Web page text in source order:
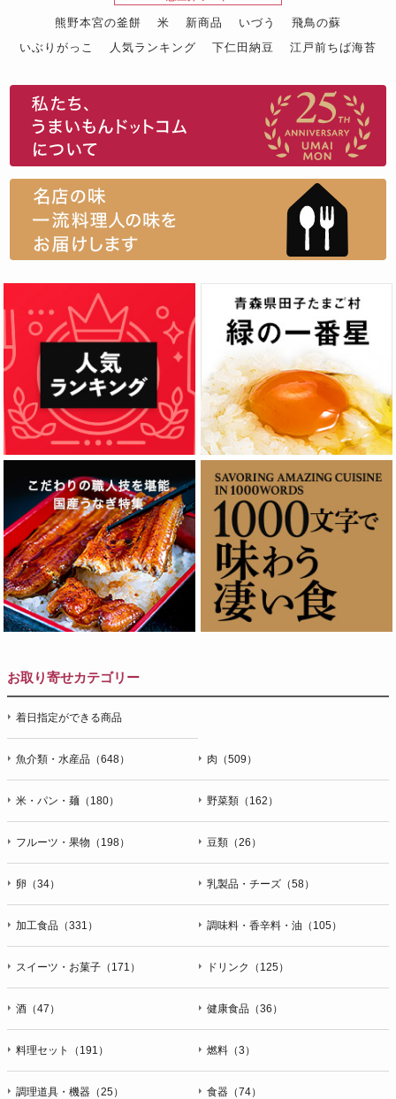
熊野本宮の釜餅 米 新商品 いづう
飛鳥の蘇
いぶりがっこ
人気ランキング 下仁田納豆
江戸前ちば海苔
お取り寄せカテゴリー
着日指定ができる商品
魚介類・水産品（648） 肉（509）
米・パン・麺（180） 野菜類（162）
フルーツ・果物（198） 豆類（26）
卵（34） 乳製品・チーズ（58）
加工食品（331） 調味料・香辛料・油（105）
スイーツ・お菓子（171） ドリンク（125）
酒（47） 健康食品（36）
料理セット（191） 燃料（3）
調理道具・機器（25） 食器（74）